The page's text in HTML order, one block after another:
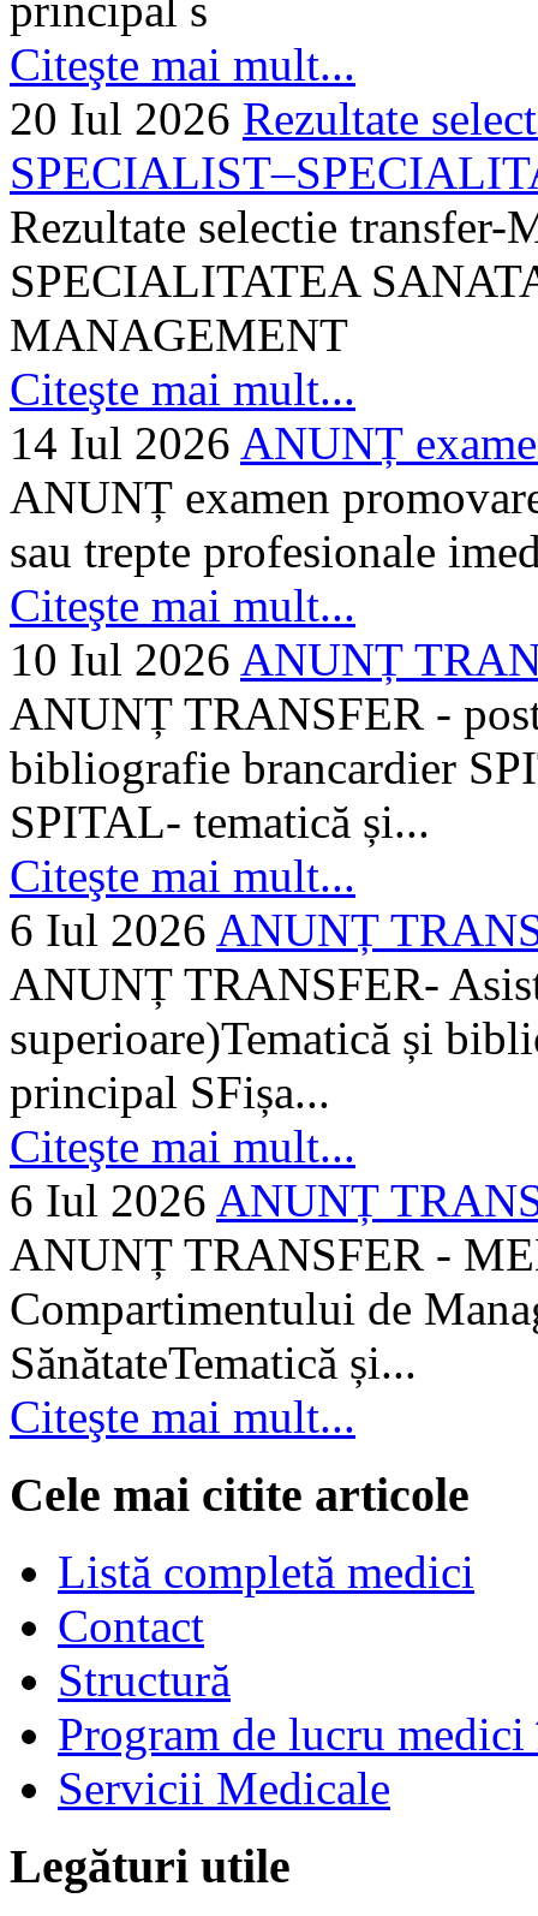
Citeşte mai mult...
20 Iul 2026 Rezultate
Rezultate selectie
SPECIALITATEA
MANAGEMENT
Citeşte mai mult...
14 Iul 2026 ANUNȚ
ANUNȚ examen
sau trepte profesionale
Citeşte mai mult...
10 Iul 2026 ANUNȚ
ANUNȚ TRANSFER -
bibliografie brancardier
SPITAL- tematică și...
Citeşte mai mult...
6 Iul 2026 ANUNȚ
ANUNȚ TRANSFER-
superioare)Tematică și
principal SFișa...
Citeşte mai mult...
6 Iul 2026 ANUNȚ
ANUNȚ TRANSFER -
Compartimentului de
SănătateTematică și...
Citeşte mai mult...
Cele mai citite articole
Listă completă medici
Contact
Structură
Program de lucru
Servicii Medicale
Legături utile